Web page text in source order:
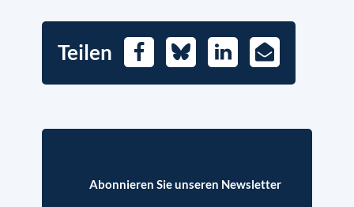
Teilen FacebookBlueskyLinkedIn
E-
Mail
Abonnieren Sie unseren Newsletter